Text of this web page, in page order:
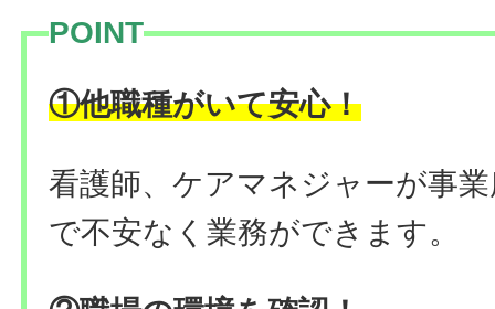
POINT
①他職種がいて安心！
看護師、ケアマネジャーが事
で不安なく業務ができます。